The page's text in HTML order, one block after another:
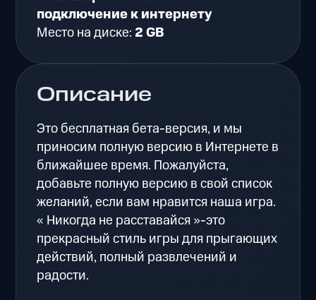
Описание
Это бесплатная бета-версия, и мы
приносим полную версию в Интернете в
ближайшее время. Пожалуйста,
добавьте полную версию в свой список
желаний, если вам нравится наша игра.
« Никогда не расставайся »-это
прекрасный стиль игры для прыгающих
действий, полный развлечений и
радости.
подключение к интернету
Место на диске: 2 GB